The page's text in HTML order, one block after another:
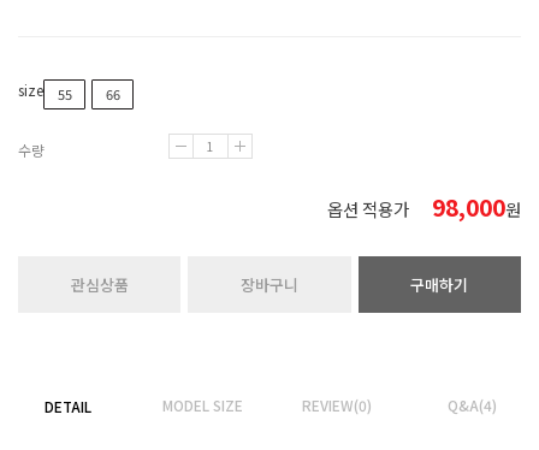
size 55 66
수량
옵션 적용가 98,000원
관심상품 장바구니 구매하기
DETAIL MODEL SIZE REVIEW(0) Q&A(4)